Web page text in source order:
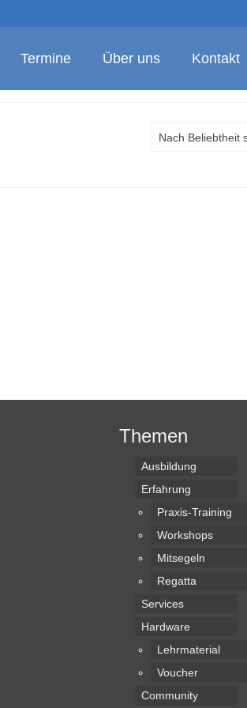
Termine Über uns Kontakt
Nach Beliebtheit
Themen
Ausbildung
Erfahrung
Praxis-Training
Workshops
Mitsegeln
Regatta
Services
Hardware
Lehrmaterial
Voucher
Community